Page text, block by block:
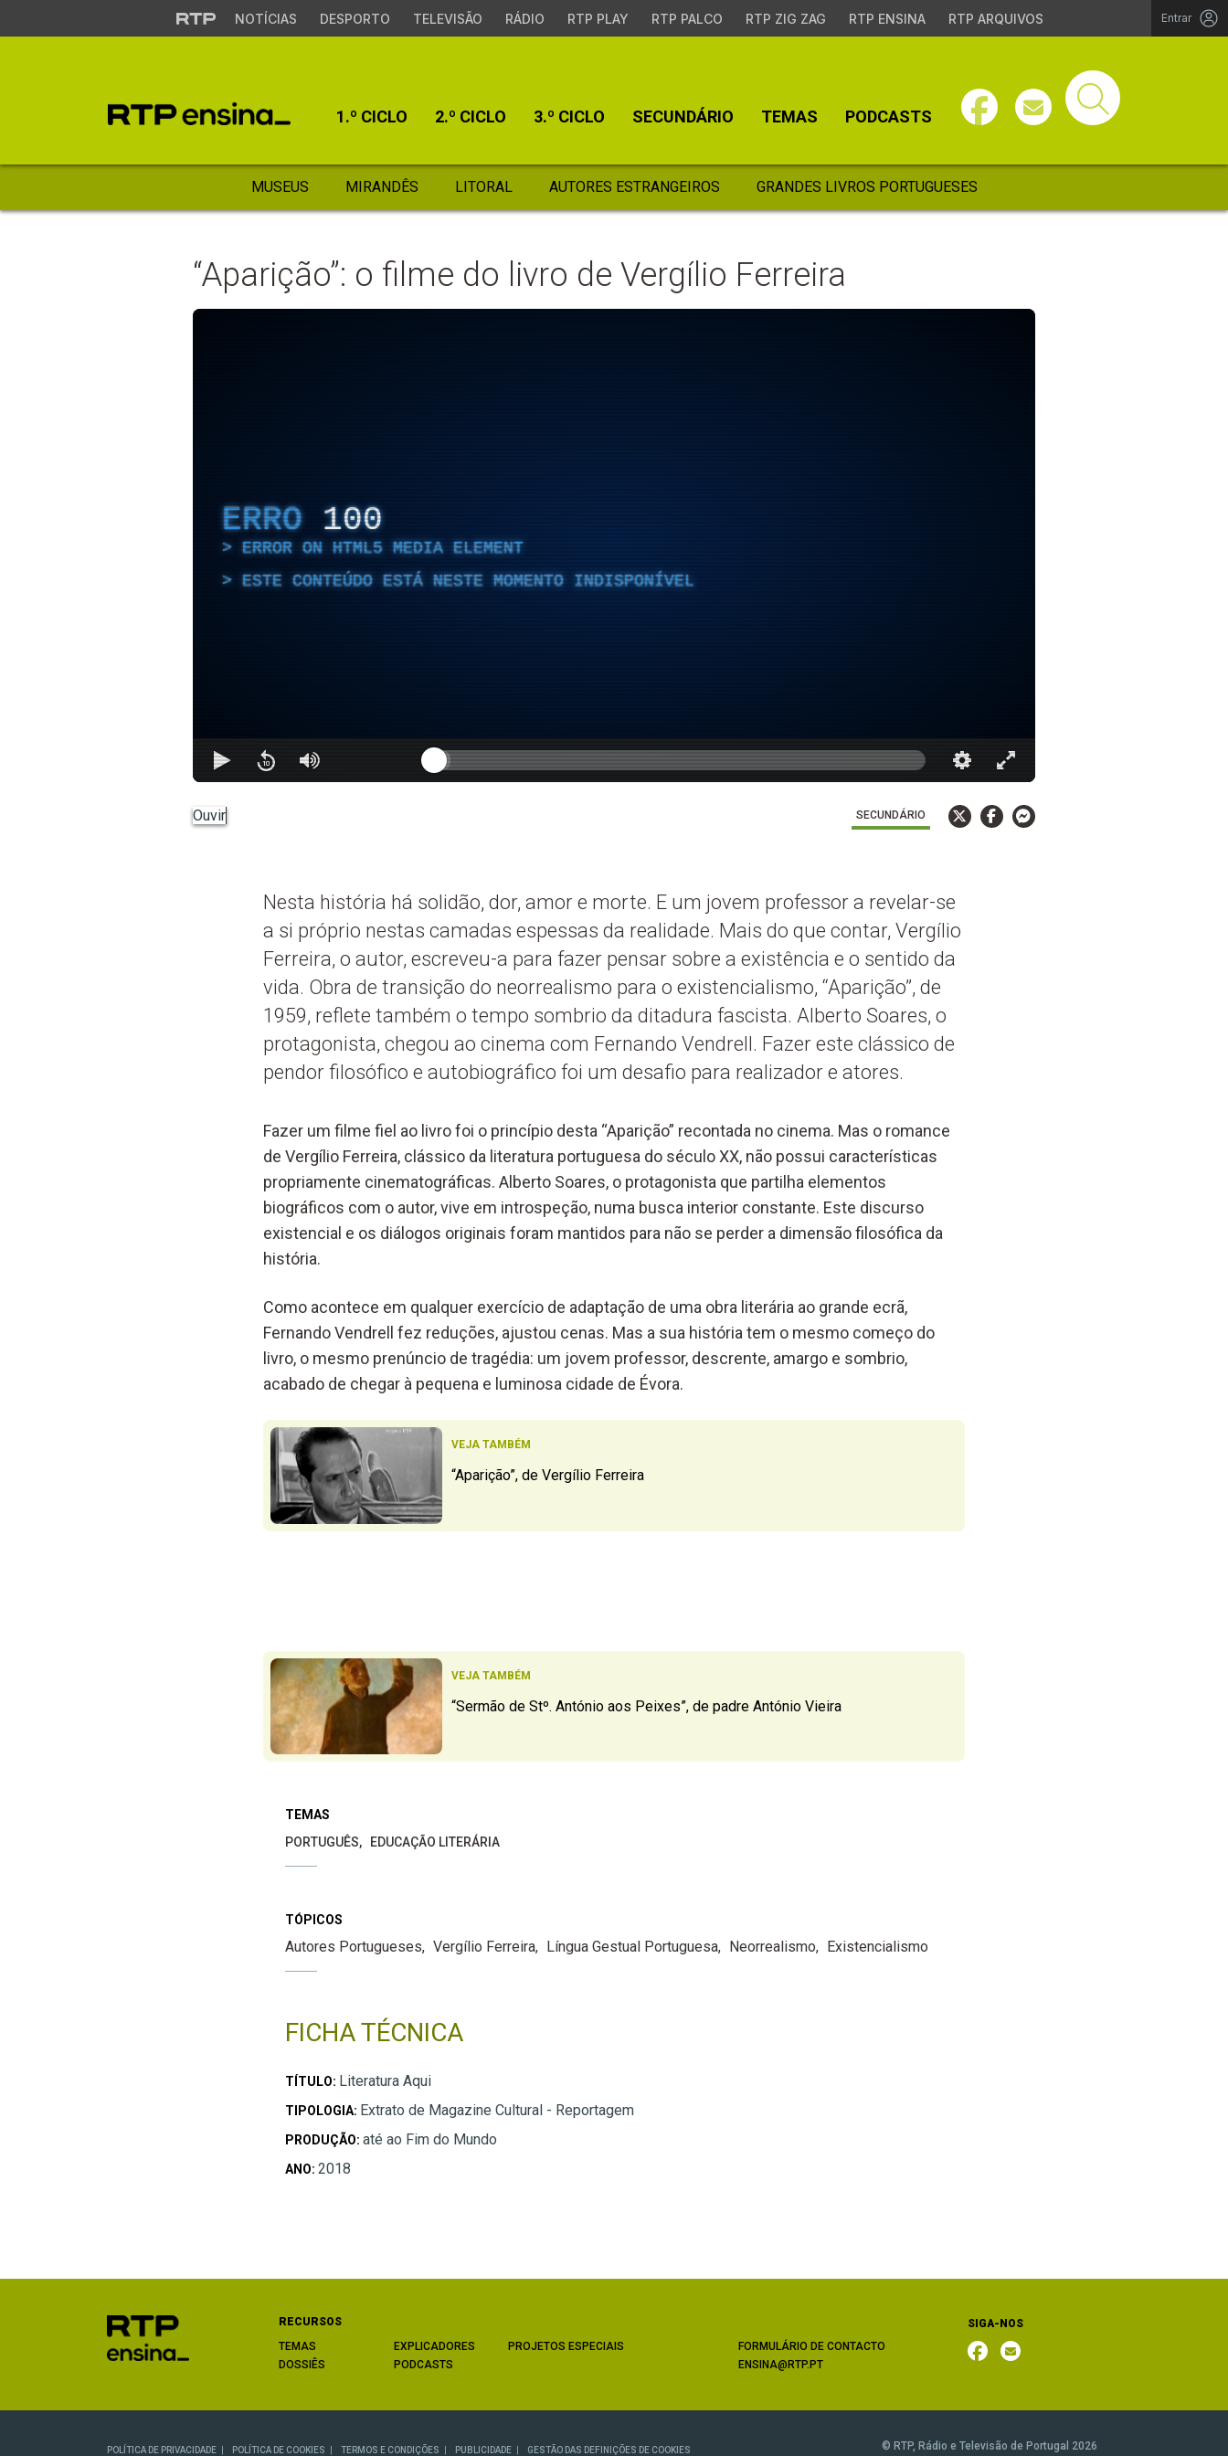
NOTÍCIAS DESPORTO TELEVISÃO RÁDIO RTP PLAY RTP PALCO RTP ZIG ZAG RTP ENSINA RTP ARQUIVOS Entrar
1.º CICLO 2.º CICLO 3.º CICLO SECUNDÁRIO TEMAS PODCASTS
MUSEUS MIRANDÊS LITORAL AUTORES ESTRANGEIROS GRANDES LIVROS PORTUGUESES
“Aparição”: o filme do livro de Vergílio Ferreira
ERRO 100
ERROR ON HTML5 MEDIA ELEMENT
ESTE CONTEÚDO ESTÁ NESTE MOMENTO INDISPONÍVEL
Ouvir SECUNDÁRIO
Nesta história há solidão, dor, amor e morte. E um jovem professor a revelar-se
a si próprio nestas camadas espessas da realidade. Mais do que contar, Vergílio
Ferreira, o autor, escreveu-a para fazer pensar sobre a existência e o sentido da
vida. Obra de transição do neorrealismo para o existencialismo, “Aparição”, de
1959, reflete também o tempo sombrio da ditadura fascista. Alberto Soares, o
protagonista, chegou ao cinema com Fernando Vendrell. Fazer este clássico de
pendor filosófico e autobiográfico foi um desafio para realizador e atores.
Fazer um filme fiel ao livrofoi o princípio desta “Aparição” recontada no cinema. Mas oromance
de Vergílio Ferreira, clássico da literatura portuguesa do século XX, não possui características
propriamente cinematográficas. Alberto Soares, o protagonista que partilha elementos
biográficos com o autor,vive em introspeção, numa busca interior constante. Este discurso
existencial e os diálogos originais foram mantidos para não se perder a dimensão filosófica da
história.
Como acontece em qualquerexercício de adaptação de uma obra literária aogrande ecrã,
Fernando Vendrell fez reduções, ajustou cenas. Mas a sua história tem o mesmo começodo
livro, o mesmo prenúnciode tragédia: um jovem professor, descrente, amargoe sombrio,
acabado de chegar à pequena e luminosa cidade de Évora.
VEJA TAMBÉM
“Aparição”, de Vergílio Ferreira
VEJA TAMBÉM
“Sermão de Stº. António aos Peixes”, de padre António Vieira
TEMAS
PORTUGUÊS
EDUCAÇÃO LITERÁRIA
TÓPICOS
Autores Portugueses Vergílio Ferreira Língua Gestual Portuguesa Neorrealismo Existencialismo
FICHA TÉCNICA
TÍTULO: Literatura Aqui
TIPOLOGIA: Extrato de Magazine Cultural - Reportagem
PRODUÇÃO: até ao Fim do Mundo
ANO: 2018
RECURSOS
TEMAS
DOSSIÊS
EXPLICADORES
PODCASTS
PROJETOS ESPECIAIS
FORMULÁRIO DE CONTACTO
ENSINA@RTP.PT
SIGA-NOS
POLÍTICA DE PRIVACIDADE POLÍTICA DE COOKIES TERMOS E CONDIÇÕES PUBLICIDADE GESTÃO DAS DEFINIÇÕES DE COOKIES © RTP, Rádio e Televisão de Portugal 2026